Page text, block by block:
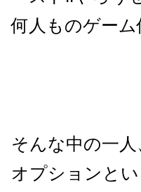
何人ものゲーム
そんな中の一
オプションと